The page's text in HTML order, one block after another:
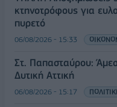
κτηνοτρόφους για
πυρετό
06/08/2026 - 15:33
Στ. Παπασταύρου:
Δυτική Αττική
06/08/2026 - 15:17